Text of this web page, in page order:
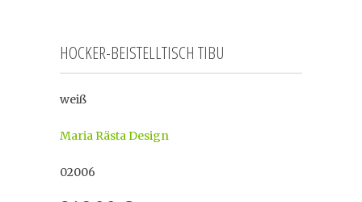
HOCKER-BEISTELLTISCH TIBU
weiß
Maria Rästa Design
02006